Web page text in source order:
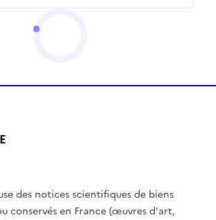
des notices scientifiques de biens
conservés en France (œuvres d'art,